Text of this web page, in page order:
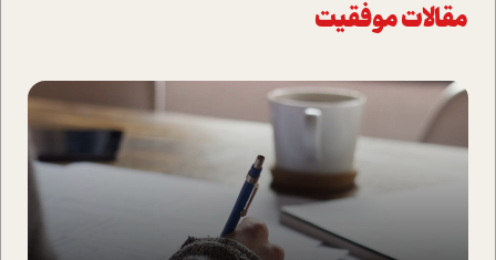
مقالات موفقیت